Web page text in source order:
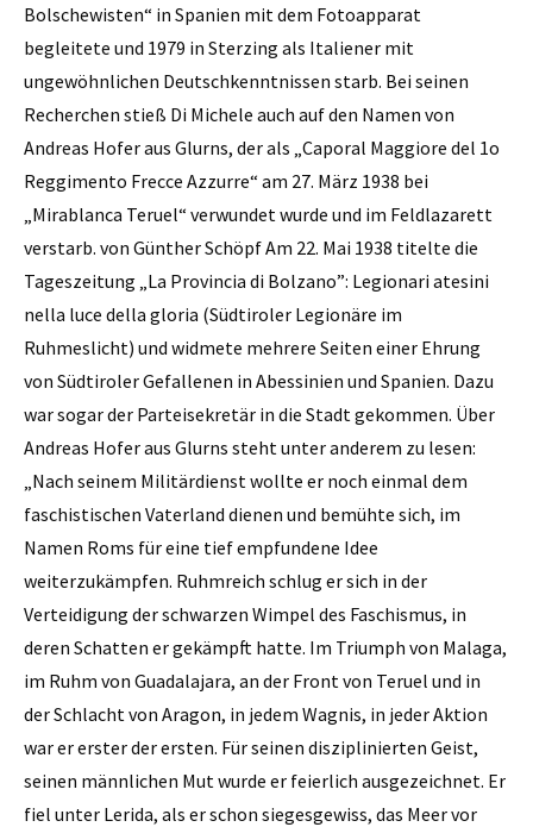
Bolschewisten“ in Spanien mit dem Fotoapparat
begleitete und 1979 in Sterzing als Italiener mit
ungewöhnlichen Deutschkenntnissen starb. Bei seinen
Recherchen stieß Di Michele auch auf den Namen von
Andreas Hofer aus Glurns, der als „Caporal Maggiore del 1o
Reggimento Frecce Azzurre“ am 27. März 1938 bei
„Mirablanca Teruel“ verwundet wurde und im Feldlazarett
verstarb. von Günther Schöpf Am 22. Mai 1938 titelte die
Tageszeitung „La Provincia di Bolzano”: Legionari atesini
nella luce della gloria (Südtiroler Legionäre im
Ruhmeslicht) und widmete mehrere Seiten einer Ehrung
von Südtiroler Gefallenen in Abessinien und Spanien. Dazu
war sogar der Parteisekretär in die Stadt gekommen. Über
Andreas Hofer aus Glurns steht unter anderem zu lesen:
„Nach seinem Militärdienst wollte er noch einmal dem
faschistischen Vaterland dienen und bemühte sich, im
Namen Roms für eine tief empfundene Idee
weiterzukämpfen. Ruhmreich schlug er sich in der
Verteidigung der schwarzen Wimpel des Faschismus, in
deren Schatten er gekämpft hatte. Im Triumph von Malaga,
im Ruhm von Guadalajara, an der Front von Teruel und in
der Schlacht von Aragon, in jedem Wagnis, in jeder Aktion
war er erster der ersten. Für seinen disziplinierten Geist,
seinen männlichen Mut wurde er feierlich ausgezeichnet. Er
fiel unter Lerida, als er schon siegesgewiss, das Meer vor